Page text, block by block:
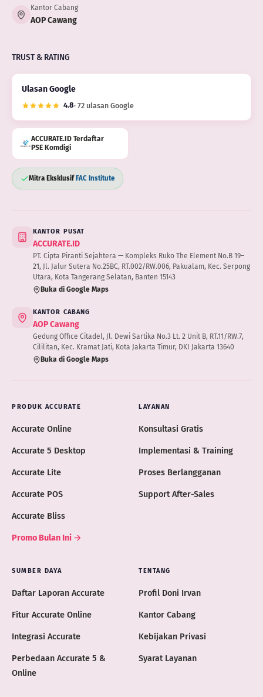
Kantor Cabang
AOP Cawang
TRUST & RATING
Ulasan Google
4.8· 72 ulasan Google
ACCURATE.ID Terdaftar
PSE Komdigi
Mitra Eksklusif FAC Institute
KANTOR PUSAT
ACCURATE.ID
PT. Cipta Piranti Sejahtera — Kompleks Ruko The Element No.B 19–
21, Jl. Jalur Sutera No.25BC, RT.002/RW.006, Pakualam, Kec. Serpong
Utara, Kota Tangerang Selatan, Banten 15143
Buka di Google Maps
KANTOR CABANG
AOP Cawang
Gedung Office Citadel, Jl. Dewi Sartika No.3 Lt. 2 Unit B, RT.11/RW.7,
Cililitan, Kec. Kramat Jati, Kota Jakarta Timur, DKI Jakarta 13640
Buka di Google Maps
PRODUK ACCURATE
Accurate Online
Accurate 5 Desktop
Accurate Lite
Accurate POS
Accurate Bliss
Promo Bulan Ini →
LAYANAN
Konsultasi Gratis
Implementasi & Training
Proses Berlangganan
Support After-Sales
SUMBER DAYA
Daftar Laporan Accurate
Fitur Accurate Online
Integrasi Accurate
Perbedaan Accurate 5 &
Online
TENTANG
Profil Doni Irvan
Kantor Cabang
Kebijakan Privasi
Syarat Layanan